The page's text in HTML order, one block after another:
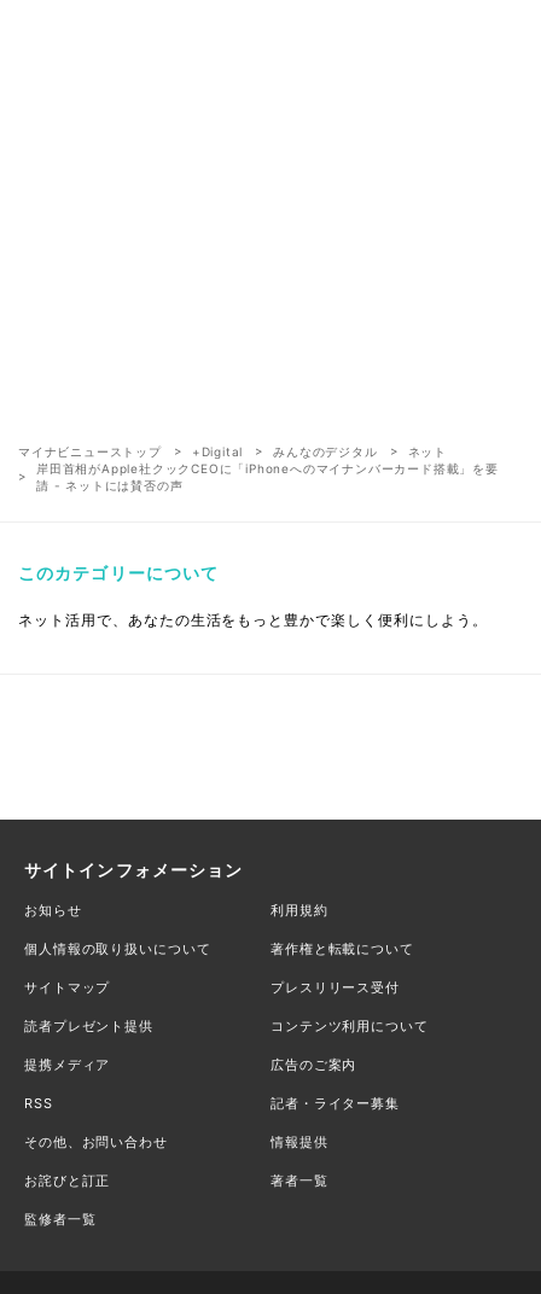
マイナビニューストップ +Digital みんなのデジタル
ネット
岸田首相がApple社クックCEOに「iPhoneへのマイナンバーカード搭載」を要
請 - ネットには賛否の声
このカテゴリーについて
ネット活用で、あなたの生活をもっと豊かで楽しく便利にしよう。
サイトインフォメーション
お知らせ 利用規約
個人情報の取り扱いについて 著作権と転載について
サイトマップ プレスリリース受付
読者プレゼント提供 コンテンツ利用について
提携メディア 広告のご案内
RSS 記者・ライター募集
その他、お問い合わせ 情報提供
お詫びと訂正 著者一覧
監修者一覧